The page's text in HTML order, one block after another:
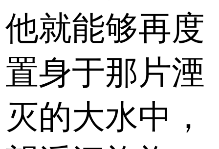
他就能够再度
置身于那片湮
灭的大水中，